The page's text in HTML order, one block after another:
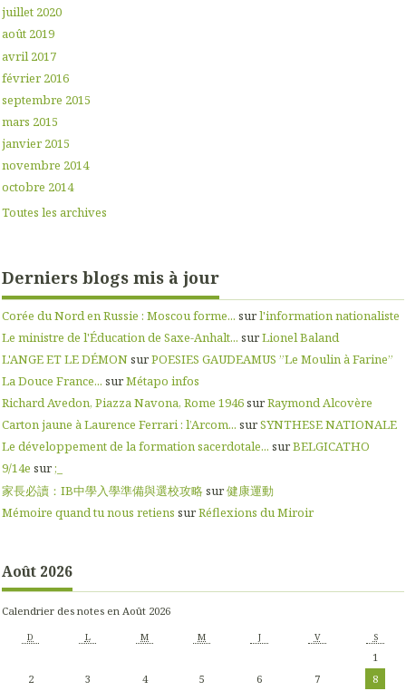
juillet 2020
août 2019
avril 2017
février 2016
septembre 2015
mars 2015
janvier 2015
novembre 2014
octobre 2014
Toutes les archives
Derniers blogs mis à jour
Corée du Nord en Russie : Moscou forme... surl'information nationaliste
Le ministre de l'Éducation de Saxe-Anhalt... surLionel Baland
L'ANGE ET LE DÉMONsurPOESIES GAUDEAMUS ”Le Moulin à Farine”
La Douce France... surMétapo infos
Richard Avedon, Piazza Navona, Rome 1946surRaymond Alcovère
Carton jaune à Laurence Ferrari : l’Arcom... surSYNTHESE NATIONALE
Le développement de la formation sacerdotale... surBELGICATHO
9/14e sur;_
家長必讀：IB中學入學準備與選校攻略 sur健康運動
Mémoire quand tu nous retiens surRéflexions du Miroir
Août 2026
Calendrier des notes en Août 2026
D L M M J V S
1
2
3 4 5 6 7
8